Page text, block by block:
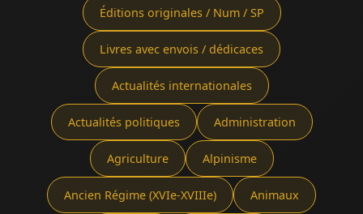
Éditions originales / Num / SP
Livres avec envois / dédicaces
Actualités internationales
Actualités politiques Administration
Agriculture Alpinisme
Ancien Régime (XVIe-XVIIIe) Animaux